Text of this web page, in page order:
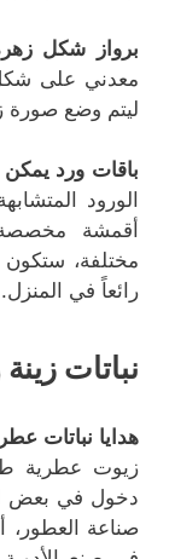
برواز شكل
معدني على
ليتم وضع صورة
باقات ورد يمكن
الورود
أقمشة
مختلفة، ستكون
رائعاً في المنزل.
نباتات
هدايا نباتات
زيوت عطرية
دخول في بعض
صناعة العطور،